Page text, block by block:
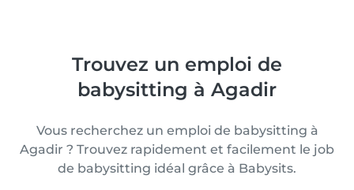
Trouvez un emploi de
babysitting à Agadir
Vous recherchez un emploi de babysitting à
Agadir ? Trouvez rapidement et facilement le job
de babysitting idéal grâce à Babysits.